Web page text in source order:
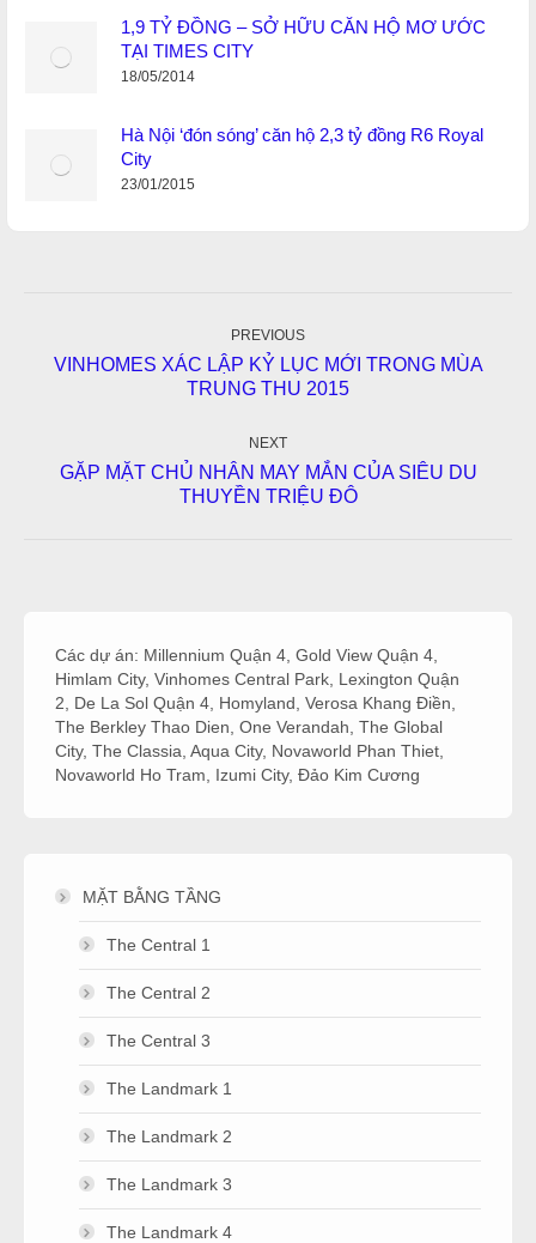
1,9 TỶ ĐỒNG – SỞ HỮU CĂN HỘ MƠ ƯỚC
TẠI TIMES CITY
18/05/2014
Hà Nội ‘đón sóng’ căn hộ 2,3 tỷ đồng R6 Royal
City
23/01/2015
PREVIOUS
Previous
post:
VINHOMES XÁC LẬP KỶ LỤC MỚI TRONG MÙA
TRUNG THU 2015
NEXT
Next
post:
GẶP MẶT CHỦ NHÂN MAY MẮN CỦA SIÊU DU
THUYỀN TRIỆU ĐÔ
Các dự án: Millennium Quận 4 Gold View Quận 4
Himlam City, Vinhomes Central Park Lexington Quận
2
De La Sol Quận 4 Homyland Verosa Khang Điền
The Berkley Thao Dien One Verandah The Global
City, The Classia Aqua City, Novaworld Phan Thiet
Novaworld Ho Tram
Izumi City, Đảo Kim Cương
MẶT BẰNG TẦNG
The Central 1
The Central 2
The Central 3
The Landmark 1
The Landmark 2
The Landmark 3
The Landmark 4